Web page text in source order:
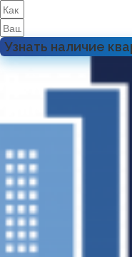
Узнать наличие